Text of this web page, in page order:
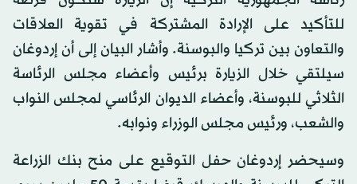
للتأكيد على الإرادة المشتركة في تقوية العلاقات
والتعاون بين تركيا والبوسنة. وأشار البيان إلى أن إردوغان
سيلتقي خلال الزيارة برئيس وأعضاء مجلس الرئاسة
الثلاثي للبوسنة، وأعضاء الديوان الرئاسي لمجلس النواب
والشعب، ورئيس مجلس الوزراء ونوابه.
وسيحضر إردوغان حفل التوقيع على منح بنك الزراعة